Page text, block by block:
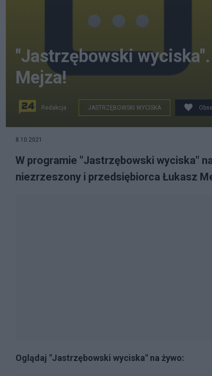
"Jastrzębowski
Mejza!
Redakcja JASTRZĘBOWSKI WYCISKA
8.10.2021
W programie "Jastrzębowski wyciska"
niezrzeszony i przedsiębiorca Łukasz
Oglądaj "Jastrzębowski wyciska" na żywo: